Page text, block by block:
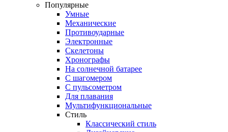
Популярные
Умные
Механические
Противоударные
Электронные
Скелетоны
Хронографы
На солнечной батарее
С шагомером
С пульсометром
Для плавания
Мультифункциональные
Стиль
Классический стиль